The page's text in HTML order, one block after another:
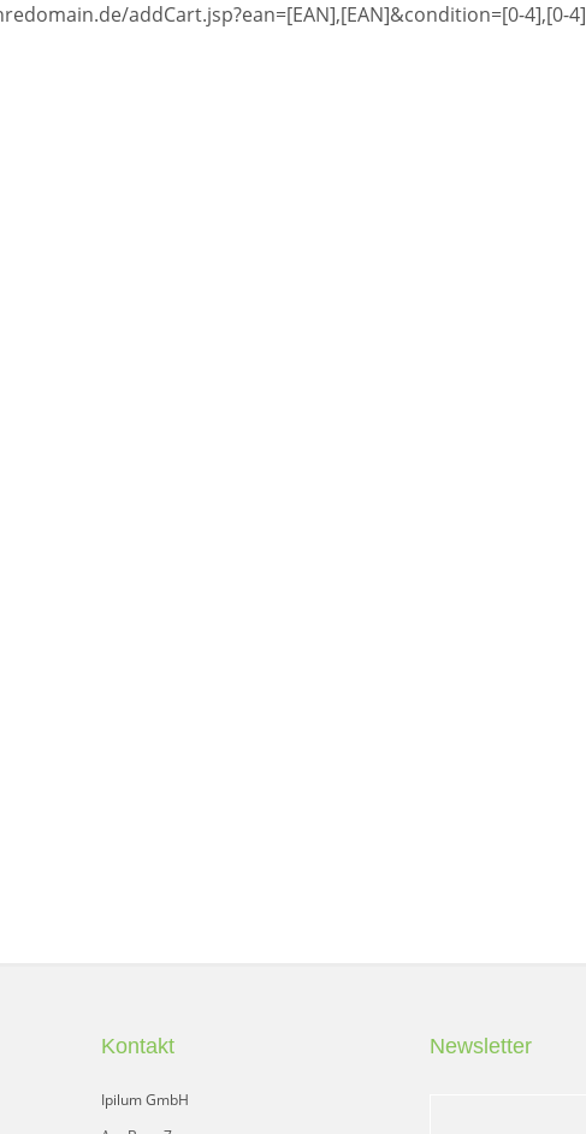
addCart.jsp?ean=[EAN],[EAN]&condition=[0-4],[0-4]
Kontakt
Ipilum GmbH
Newsletter